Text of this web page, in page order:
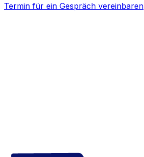
Termin für ein Gespräch vereinbaren